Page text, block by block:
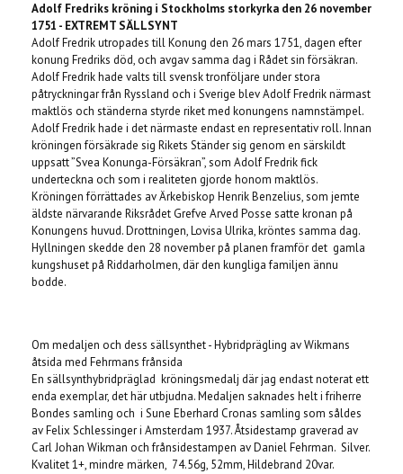
Adolf Fredriks kröning i Stockholms storkyrka den 26 november
1751 - EXTREMT SÄLLSYNT
Adolf Fredrik utropades till Konung den 26 mars 1751, dagen efter
konung Fredriks död, och avgav samma dag i Rådet sin försäkran.
Adolf Fredrik hade valts till svensk tronföljare under stora
påtryckningar från Ryssland och i Sverige blev Adolf Fredrik närmast
maktlös och ständerna styrde riket med konungens namnstämpel.
Adolf Fredrik hade i det närmaste endast en representativ roll. Innan
kröningen försäkrade sig Rikets Ständer sig genom en särskildt
uppsatt ”Svea Konunga-Försäkran”, som Adolf Fredrik fick
underteckna och som i realiteten gjorde honom maktlös.
Kröningen förrättades av Ärkebiskop Henrik Benzelius, som jemte
äldste närvarande Riksrådet Grefve Arved Posse satte kronan på
Konungens huvud. Drottningen, Lovisa Ulrika, kröntes samma dag.
Hyllningen skedde den 28 november på planen framför det gamla
kungshuset på Riddarholmen, där den kungliga familjen ännu
bodde.
Om medaljen och dess sällsynthet - Hybridprägling av Wikmans
åtsida med Fehrmans frånsida
En sällsynthybridpräglad kröningsmedalj där jag endast noterat ett
enda exemplar, det här utbjudna. Medaljen saknades helt i friherre
Bondes samling och i Sune Eberhard Cronas samling som såldes
av Felix Schlessinger i Amsterdam 1937. Åtsidestamp graverad av
Carl Johan Wikman och frånsidestampen av Daniel Fehrman. Silver.
Kvalitet 1+, mindre märken, 74.56g, 52mm, Hildebrand 20var.